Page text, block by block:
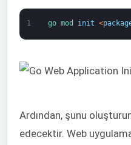
1 go mod init <
Ardından, şunu
edecektir. Web